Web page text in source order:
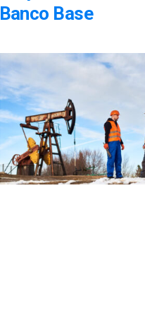
Banco Base